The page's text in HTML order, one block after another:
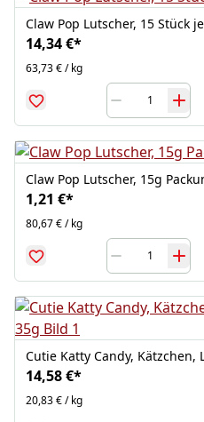
Claw Pop Lutscher, 15 Stück
14,34 €*
63,73 € / kg
Claw Pop Lutscher, 15g
1,21 €*
80,67 € / kg
Cutie Katty Candy, Kätzchen,
14,58 €*
20,83 € / kg